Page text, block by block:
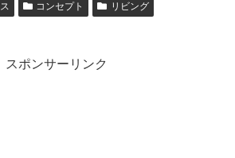
コンセプト
リビング
スポンサーリンク